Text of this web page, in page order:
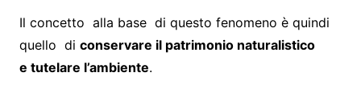
Il concetto alla base di questo fenomeno è quindi
quello di conservare il patrimonio naturalistico
e tutelare l’ambiente.